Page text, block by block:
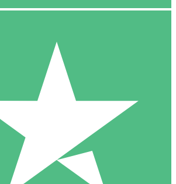
10 Downloads
20 00